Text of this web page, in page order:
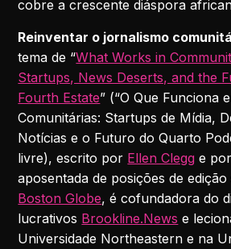
cobre a crescente diáspora
Reinventar o jornalismo
tema de “What Works in
Startups, News Deserts, and the
Fourth Estate” (“O Que Funciona
Comunitárias: Startups de Mídia,
Notícias e o Futuro do Quarto
livre), escrito por Ellen Clegg e
aposentada de posições de
Boston Globe, é cofundadora do
lucrativos Brookline.News e
Universidade Northeastern e na